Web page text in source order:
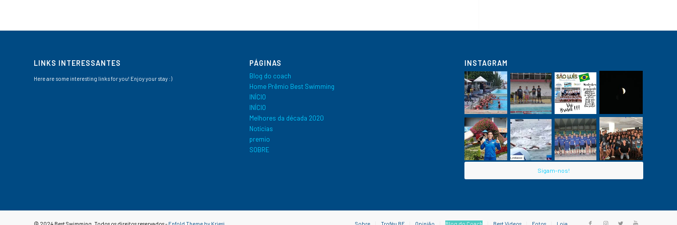
LINKS INTERESSANTES
Here are some interesting links for you! Enjoy your stay :)
PÁGINAS
Blog do coach
Home Prêmio Best Swimming
INÍCIO
INÍCIO
Melhores da década 2020
Notícias
premio
SOBRE
INSTAGRAM
Sigam-nos!
© 2024 Best Swimming. Todos os direitos reservados - Enfold Theme by Kriesi Sobre Troféu BF Opinião Blog do Coach Best Vídeos Fotos Loja